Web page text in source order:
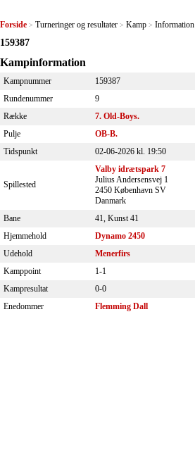
Forside > Turneringer og resultater > Kamp > Information
159387
Kampinformation
Kampnummer
159387
Rundenummer
9
Række
7. Old-Boys.
Pulje
OB-B.
Tidspunkt
02-06-2026 kl. 19:50
Spillested
Valby idrætspark 7
Julius Andersensvej 1
2450 København SV
Danmark
Bane
41, Kunst 41
Hjemmehold
Dynamo 2450
Udehold
Menerfirs
Kamppoint
1-1
Kampresultat
0-0
Enedommer
Flemming Dall